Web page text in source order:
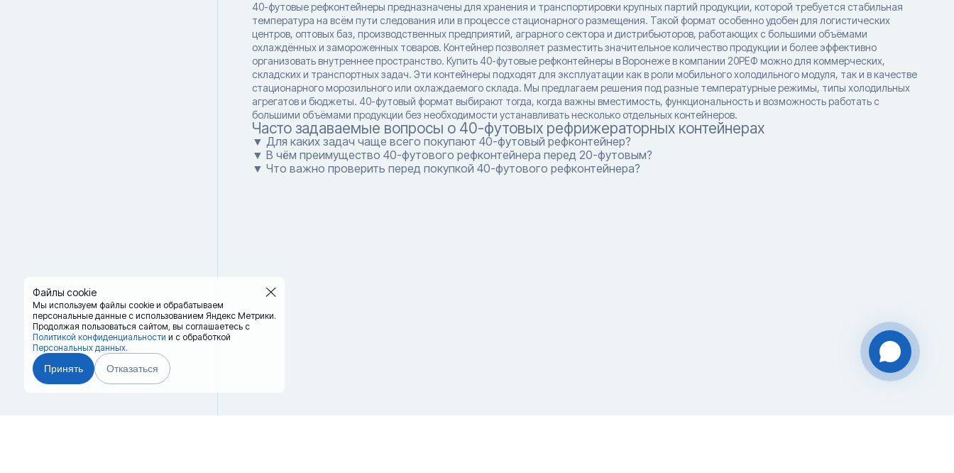
Файлы cookie
Мы используем файлы cookie и обрабатываем
персональные данные с использованием Яндекс Метрики.
Продолжая пользоваться сайтом, вы соглашаетесь с
Политикой конфиденциальности и с обработкой
Персональных данных.
Принять Отказаться
40-футовые рефконтейнеры предназначены для хранения и транспортировки крупных партий продукции, которой требуется стабильная
температура на всём пути следования или в процессе стационарного размещения. Такой формат особенно удобен для логистических
центров, оптовых баз, производственных предприятий, аграрного сектора и дистрибьюторов, работающих с большими объёмами
охлаждённых и замороженных товаров. Контейнер позволяет разместить значительное количество продукции и более эффективно
организовать внутреннее пространство. Купить 40-футовые рефконтейнеры в Воронеже в компании 20РЕФ можно для коммерческих,
складских и транспортных задач. Эти контейнеры подходят для эксплуатации как в роли мобильного холодильного модуля, так и в качестве
стационарного морозильного или охлаждаемого склада. Мы предлагаем решения под разные температурные режимы, типы холодильных
агрегатов и бюджеты. 40-футовый формат выбирают тогда, когда важны вместимость, функциональность и возможность работать с
большими объёмами продукции без необходимости устанавливать несколько отдельных контейнеров.
Часто задаваемые вопросы о 40-футовых рефрижераторных контейнерах
▼ Для каких задач чаще всего покупают 40-футовый рефконтейнер?
▼ В чём преимущество 40-футового рефконтейнера перед 20-футовым?
▼ Что важно проверить перед покупкой 40-футового рефконтейнера?